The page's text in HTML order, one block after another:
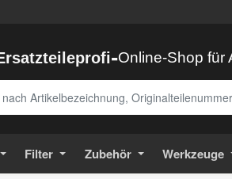
-Online-Shop für
Filter Zubehör Werkzeuge